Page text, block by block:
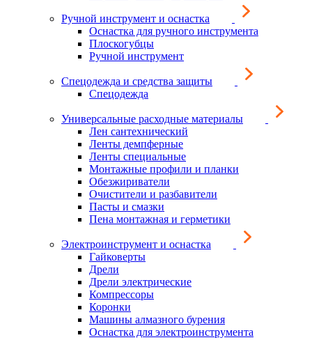
Ручной инструмент и оснастка
Оснастка для ручного инструмента
Плоскогубцы
Ручной инструмент
Спецодежда и средства защиты
Спецодежда
Универсальные расходные материалы
Лен сантехнический
Ленты демпферные
Ленты специальные
Монтажные профили и планки
Обезжириватели
Очистители и разбавители
Пасты и смазки
Пена монтажная и герметики
Электроинструмент и оснастка
Гайковерты
Дрели
Дрели электрические
Компрессоры
Коронки
Машины алмазного бурения
Оснастка для электроинструмента